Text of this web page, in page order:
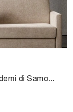
Clicca e scopri di più sui salotti moderni di Samoa! Diversi modelli di divani, come Below, ti attendono.